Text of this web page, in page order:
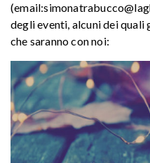
degli eventi, alcuni dei
che saranno con noi: